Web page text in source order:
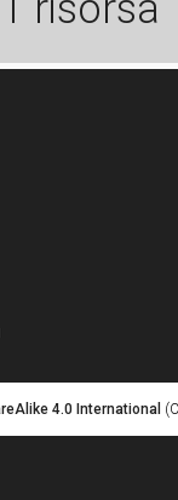
4.0 International